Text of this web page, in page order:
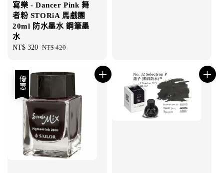
寫樂 - Dancer Pink 舞
者粉 STORiA 馬戲團
20ml 防水墨水 鋼筆墨
水
Sale
NT$ 320 Regular
NT$ 420
優惠